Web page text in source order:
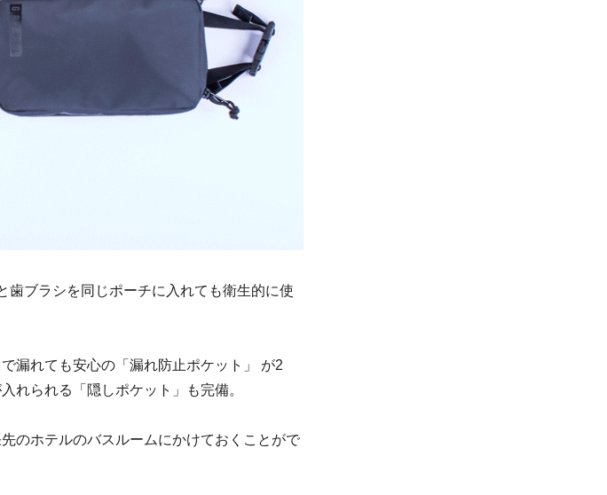
歯ブラシを同じポーチに入れても衛生的に使
漏れても安心の「漏れ防止ポケット」 が2
れられる「隠しポケット」も完備。
のホテルのバスルームにかけておくことがで